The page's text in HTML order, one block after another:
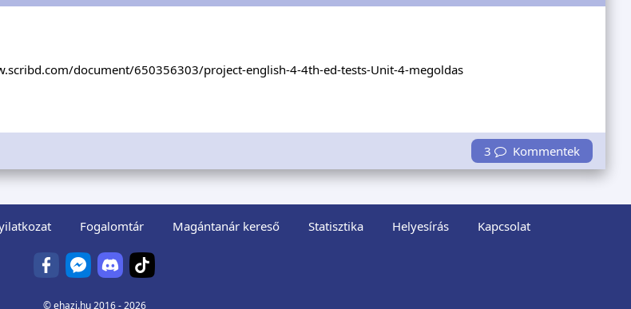
document/650356303/project-english-4-4th-ed-tests-Unit-4-megoldas
3 Kommentek
Fogalomtár Magántanár kereső Statisztika Helyesírás Kapcsolat
©ehazi.hu2016 - 2026